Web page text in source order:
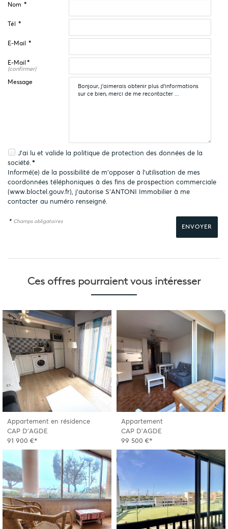
Nom *
Tél *
E-Mail *
E-Mail *
(confirmer)
Message
J'ai lu et valide la politique de protection des données de la
société.*
Informé(e) de la possibilité de m'opposer à l'utilisation de mes
coordonnées téléphoniques à des fins de prospection commerciale
(www.bloctel.gouv.fr), j'autorise S'ANTONI Immobilier à me
contacter au numéro renseigné.
* Champs obligatoires
Ces offres pourraientvous intéresser
Appartement en résidence
CAP D'AGDE
91 900 €*
Appartement
CAP D'AGDE
99 500 €*